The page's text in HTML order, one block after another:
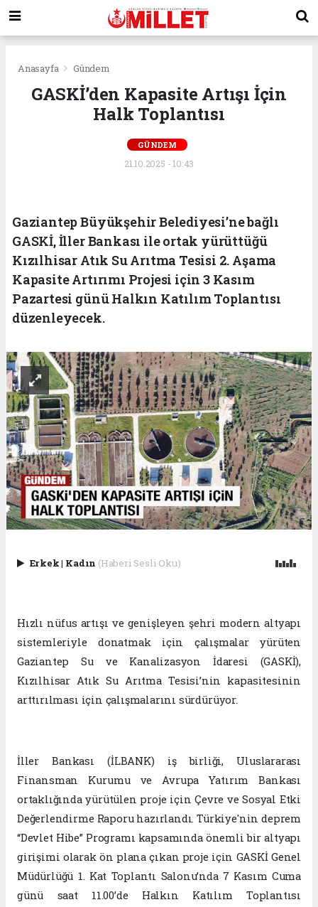
Anasayfa Gündem
GASKİ’den Kapasite Artışı İçin
Halk Toplantısı
GÜNDEM
21.10.2025 - 10:43
Gaziantep Büyükşehir Belediyesi’ne bağlı
GASKİ, İller Bankası ile ortak yürüttüğü
Kızılhisar Atık Su Arıtma Tesisi 2. Aşama
Kapasite Artırımı Projesi için 3 Kasım
Pazartesi günü Halkın Katılım Toplantısı
düzenleyecek.
Erkek| Kadın (Haberi Sesli Oku)
Hızlı nüfus artışı ve genişleyen şehri modern altyapı
sistemleriyle donatmak için çalışmalar yürüten
Gaziantep Su ve Kanalizasyon İdaresi (GASKİ),
Kızılhisar Atık Su Arıtma Tesisi’nin kapasitesinin
arttırılması için çalışmalarını sürdürüyor.
İller Bankası (İLBANK) iş birliği, Uluslararası
Finansman Kurumu ve Avrupa Yatırım Bankası
ortaklığında yürütülen proje için Çevre ve Sosyal Etki
Değerlendirme Raporu hazırlandı. Türkiye'nin deprem
“Devlet Hibe” Programı kapsamında önemli bir altyapı
girişimi olarak ön plana çıkan proje için GASKİ Genel
Müdürlüğü 1. Kat Toplantı Salonu’nda 7 Kasım Cuma
günü saat 11.00’de Halkın Katılım Toplantısı